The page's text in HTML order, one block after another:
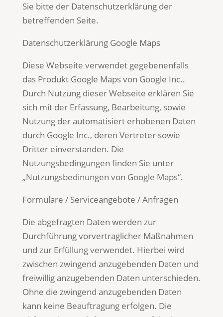
Sie bitte der Datenschutzerklärung der
betreffenden Seite.
Datenschutzerklärung Google Maps
Diese Webseite verwendet gegebenenfalls
das Produkt Google Maps von Google Inc..
Durch Nutzung dieser Webseite erklären Sie
sich mit der Erfassung, Bearbeitung, sowie
Nutzung der automatisiert erhobenen Daten
durch Google Inc., deren Vertreter sowie
Dritter einverstanden. Die
Nutzungsbedingungen finden Sie unter
„Nutzungsbedinungen von Google Maps“.
Formulare / Serviceangebote / Anfragen
Die abgefragten Daten werden zur
Durchführung vorvertraglicher Maßnahmen
und zur Erfüllung verwendet. Hierbei wird
zwischen zwingend anzugebenden Daten und
freiwillig anzugebenden Daten unterschieden.
Ohne die zwingend anzugebenden Daten
kann keine Beauftragung erfolgen. Die